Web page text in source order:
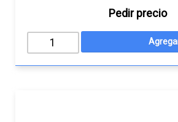
Pedir precio